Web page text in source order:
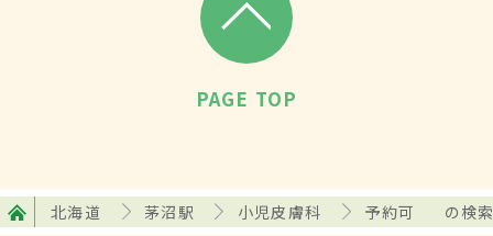
PAGE TOP
北海道 茅沼駅 小児皮膚科 予約可 の検